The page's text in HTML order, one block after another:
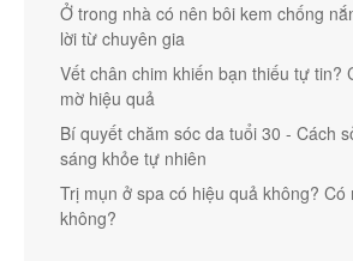
Ở trong nhà có nên bôi kem chống
lời từ chuyên gia
Vết chân chim khiến bạn thiếu tự tin?
mờ hiệu quả
Bí quyết chăm sóc da tuổi 30 - Cách
sáng khỏe tự nhiên
Trị mụn ở spa có hiệu quả không? Có
không?